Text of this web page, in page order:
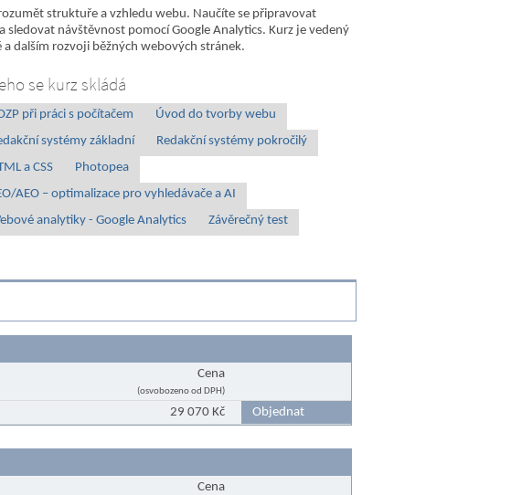
struktuře a vzhledu webu. Naučíte se připravovat
návštěvnost pomocí Google Analytics. Kurz je vedený
dalším rozvoji běžných webových stránek.
se kurz skládá
při práci s počítačem
Úvod do tvorby webu
systémy základní
Redakční systémy pokročilý
a CSS
Photopea
AEO – optimalizace pro vyhledávače a AI
analytiky - Google Analytics
Závěrečný test
Cena
(osvobozeno od DPH)
29 070 Kč Objednat
Cena